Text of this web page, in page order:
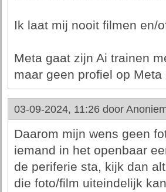
Ik laat mij nooit filmen en/
Meta gaat zijn Ai trainen
maar geen profiel op
03-09-2024, 11:26 door
Daarom mijn wens geen
iemand in het openbaar
de periferie sta, kijk dan
die foto/film uiteindelijk